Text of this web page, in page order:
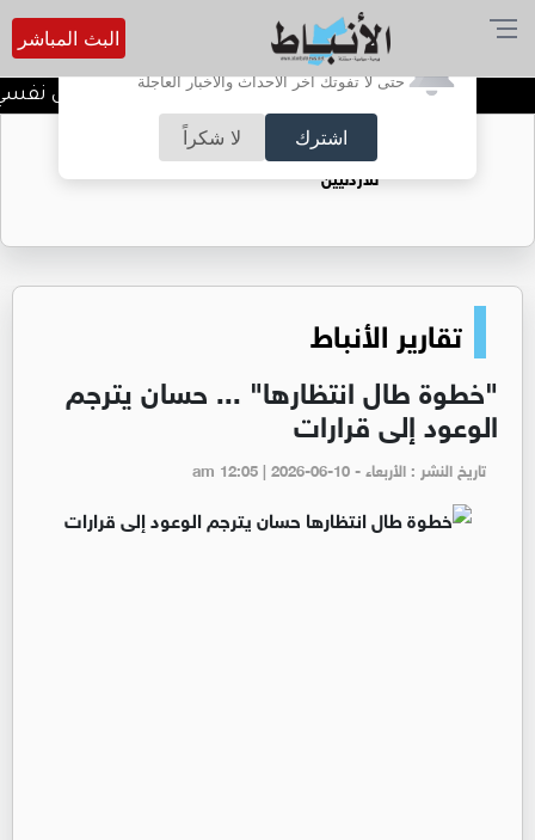
أترغب في تفعيل الإشعارات؟
حتى لا تفوتك آخر الأحداث والأخبار العاجلة
اشترك لا شكراً
البث المباشر
الضحك وقت الأزمات.. خلل نفسي
حقل الريشة حين يتحول الغاز إلى فرص عمل
للأردنيين
تقارير الأنباط
"خطوة طال انتظارها" ... حسان يترجم
الوعود إلى قرارات
تاريخ النشر : الأربعاء - am 12:05 | 2026-06-10